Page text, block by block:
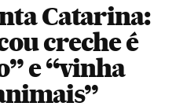
Catarina:
creche é
e “vinha